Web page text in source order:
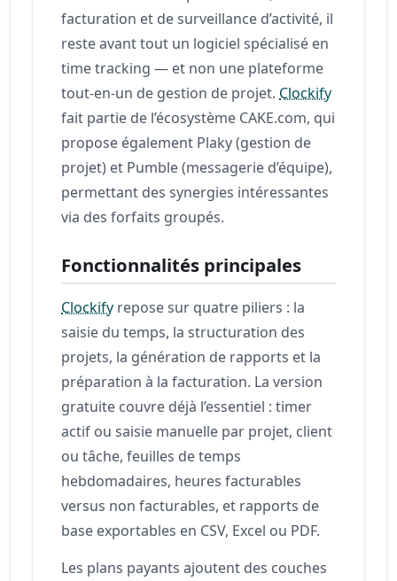
facturation et de surveillance d’activité, il
reste avant tout un logiciel spécialisé en
time tracking — et non une plateforme
tout-en-un de gestion de projet. Clockify
fait partie de l’écosystème CAKE.com, qui
propose également Plaky (gestion de
projet) et Pumble (messagerie d’équipe),
permettant des synergies intéressantes
via des forfaits groupés.
Fonctionnalités principales
Clockify repose sur quatre piliers : la
saisie du temps, la structuration des
projets, la génération de rapports et la
préparation à la facturation. La version
gratuite couvre déjà l’essentiel : timer
actif ou saisie manuelle par projet, client
ou tâche, feuilles de temps
hebdomadaires, heures facturables
versus non facturables, et rapports de
base exportables en CSV, Excel ou PDF.
Les plans payants ajoutent des couches